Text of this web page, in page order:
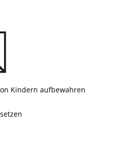
Kindern aufbewahren